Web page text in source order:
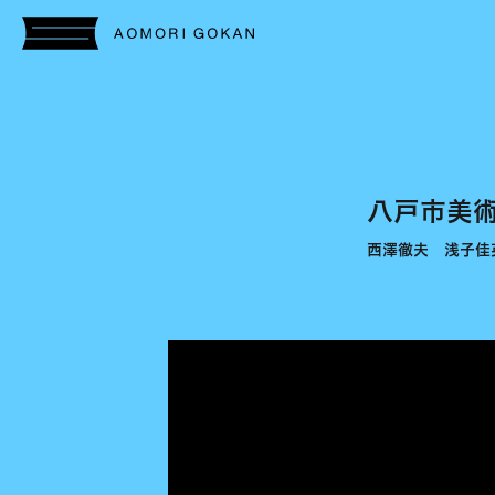
八戸市美
西澤徹夫 浅子